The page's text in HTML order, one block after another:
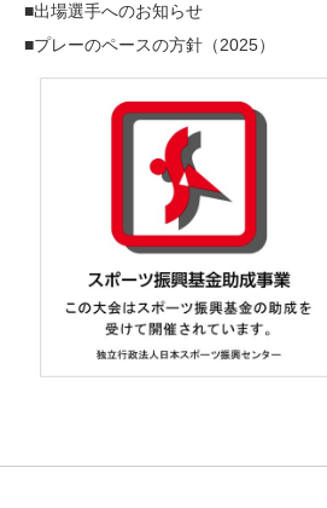
■出場選手へのお知らせ
■プレーのペースの方針（2025）